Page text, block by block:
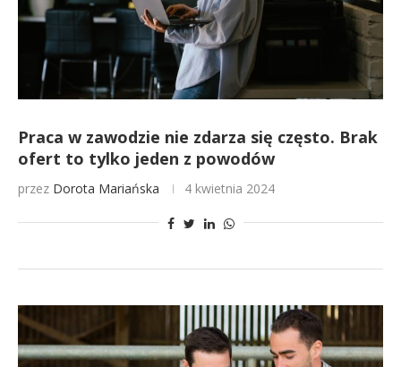
Praca w zawodzie nie zdarza się często. Brak
ofert to tylko jeden z powodów
przez Dorota Mariańska 4 kwietnia 2024